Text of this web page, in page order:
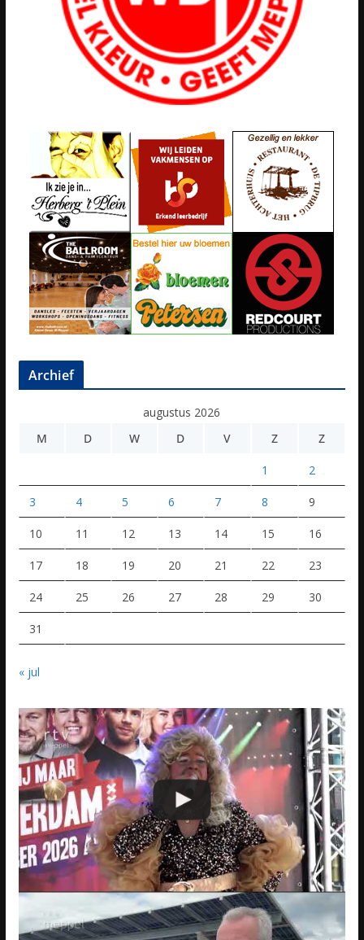
Archief
augustus 2026
M
D W D V Z Z
1 2
3 4 5 6 7 8 9
10 11 12 13 14 15 16
17 18 19 20 21 22 23
24 25 26 27 28 29 30
31
« jul